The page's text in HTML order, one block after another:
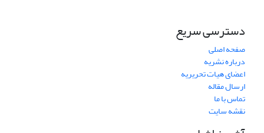
دسترسی سریع
صفحه اصلی
درباره نشریه
اعضای هیات تحریریه
ارسال مقاله
تماس با ما
نقشه سایت